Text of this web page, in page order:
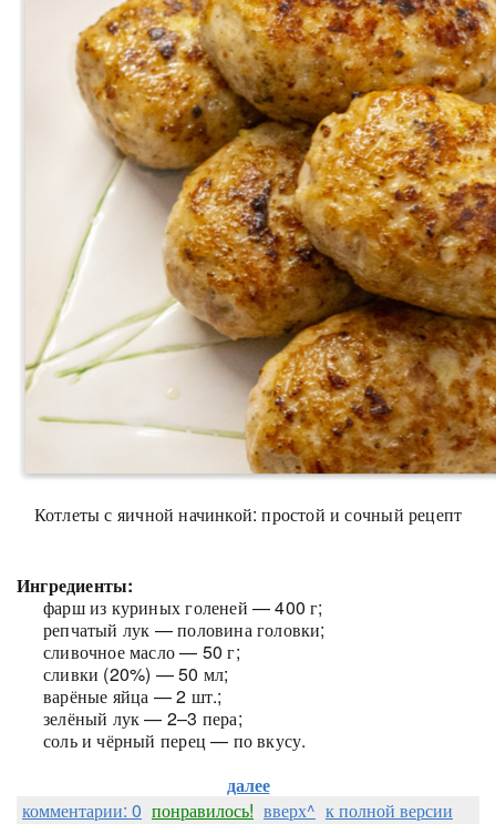
Котлеты с яичной начинкой: простой и сочный рецепт
Ингредиенты:
фарш из куриных голеней — 400 г;
репчатый лук — половина головки;
сливочное масло — 50 г;
сливки (20%) — 50 мл;
варёные яйца — 2 шт.;
зелёный лук — 2–3 пера;
соль и чёрный перец — по вкусу.
далее
комментарии: 0 понравилось! вверх^ к полной версии